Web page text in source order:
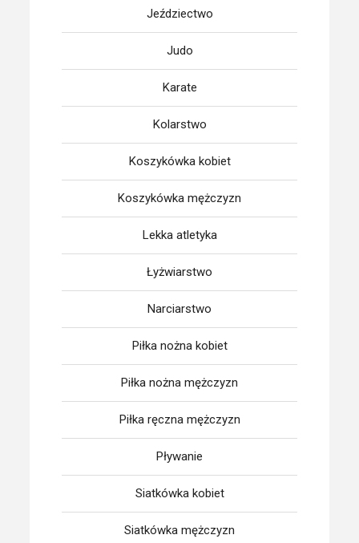
Jeździectwo
Judo
Karate
Kolarstwo
Koszykówka kobiet
Koszykówka mężczyzn
Lekka atletyka
Łyżwiarstwo
Narciarstwo
Piłka nożna kobiet
Piłka nożna mężczyzn
Piłka ręczna mężczyzn
Pływanie
Siatkówka kobiet
Siatkówka mężczyzn